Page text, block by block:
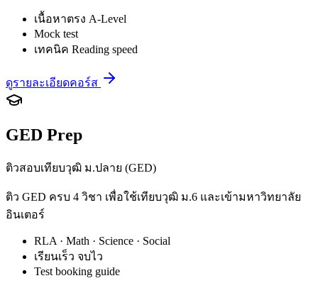
เนื้อหาตรง A-Level
Mock test
เทคนิค Reading speed
ดูรายละเอียดคอร์ส
GED Prep
ติวสอบเทียบวุฒิ ม.ปลาย (GED)
ติว GED ครบ 4 วิชา เพื่อใช้เทียบวุฒิ ม.6 และเข้ามหาวิทยาลัย
อินเตอร์
RLA · Math · Science · Social
เรียนเร็ว จบไว
Test booking guide